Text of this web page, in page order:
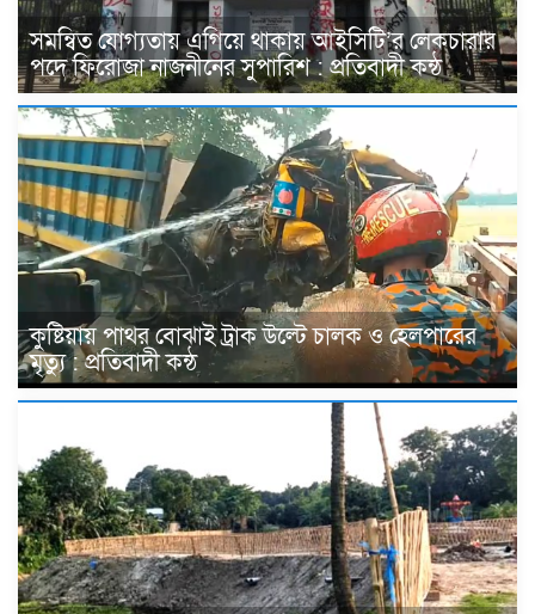
সমন্বিত যোগ্যতায় এগিয়ে থাকায় আইসিটি’র লেকচারার
পদে ফিরোজা নাজনীনের সুপারিশ : প্রতিবাদী কন্ঠ
কুষ্টিয়ায় পাথর বোঝাই ট্রাক উল্টে চালক ও হেলপারের
মৃত্যু : প্রতিবাদী কন্ঠ